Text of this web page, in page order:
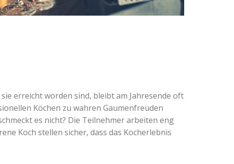
erreicht worden sind, bleibt am Jahresende oft
Köchen zu wahren Gaumenfreuden
es nicht? Die Teilnehmer arbeiten eng
Koch stellen sicher, dass das Kocherlebnis